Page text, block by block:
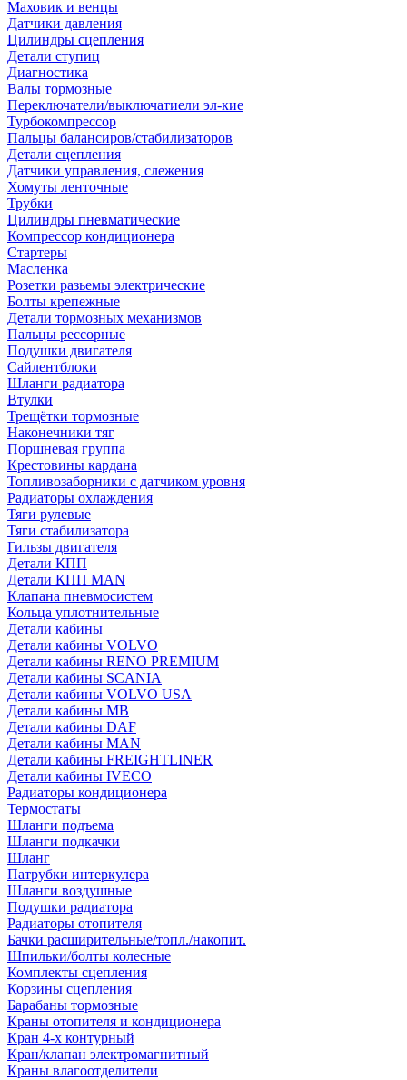
Маховик и венцы
Датчики давления
Цилиндры сцепления
Детали ступиц
Диагностика
Валы тормозные
Переключатели/выключатиели эл-кие
Турбокомпрессор
Пальцы балансиров/стабилизаторов
Детали сцепления
Датчики управления, слежения
Хомуты ленточные
Трубки
Цилиндры пневматические
Компрессор кондиционера
Стартеры
Масленка
Розетки разьемы электрические
Болты крепежные
Детали тормозных механизмов
Пальцы рессорные
Подушки двигателя
Сайлентблоки
Шланги радиатора
Втулки
Трещётки тормозные
Наконечники тяг
Поршневая группа
Крестовины кардана
Топливозаборники с датчиком уровня
Радиаторы охлаждения
Тяги рулевые
Тяги стабилизатора
Гильзы двигателя
Детали КПП
Детали КПП MAN
Клапана пневмосистем
Кольца уплотнительные
Детали кабины
Детали кабины VOLVO
Детали кабины RENO PREMIUM
Детали кабины SCANIA
Детали кабины VOLVO USA
Детали кабины MB
Детали кабины DAF
Детали кабины MAN
Детали кабины FREIGHTLINER
Детали кабины IVECO
Радиаторы кондиционера
Термостаты
Шланги подъема
Шланги подкачки
Шланг
Патрубки интеркулера
Шланги воздушные
Подушки радиатора
Радиаторы отопителя
Бачки расширительные/топл./накопит.
Шпильки/болты колесные
Комплекты сцепления
Корзины сцепления
Барабаны тормозные
Краны отопителя и кондиционера
Кран 4-х контурный
Кран/клапан электромагнитный
Краны влагоотделители